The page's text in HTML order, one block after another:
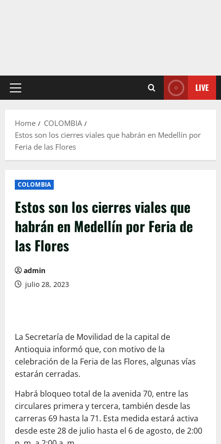
Primary
LIVE
Home
COLOMBIA
Estos son los cierres viales que habrán en Medellín por
Feria de las Flores
COLOMBIA
Estos son los cierres viales que
habrán en Medellín por Feria de
las Flores
admin
julio 28, 2023
La Secretaría de Movilidad de la capital de
Antioquia informó que, con motivo de la
celebración de la Feria de las Flores, algunas vías
estarán cerradas.
Habrá bloqueo total de la avenida 70, entre las
circulares primera y tercera, también desde las
carreras 69 hasta la 71. Esta medida estará activa
desde este 28 de julio hasta el 6 de agosto, de 2:00